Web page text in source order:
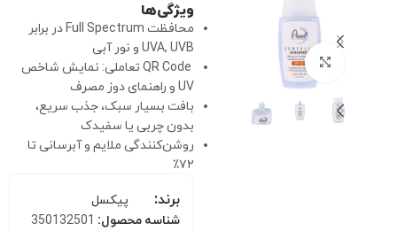
برای بزرگنمایی کلیک کنید
ویژگی‌ها
محافظت Full Spectrum در برابر
UVA, UVB و نور آبی
QR Code تعاملی: نمایش شاخص
UV و راهنمای دوز مصرف
بافت بسیار سبک، جذب سریع،
بدون چربی یا سفیدک
روشن‌کنندگی ملایم و آبرسانی تا
۷۲٪
برند:
پیکسل
شناسه محصول: 350132501